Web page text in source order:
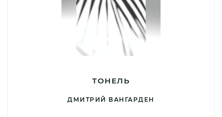
ТОНЕЛЬ
ДМИТРИЙ ВАНГАРДЕН